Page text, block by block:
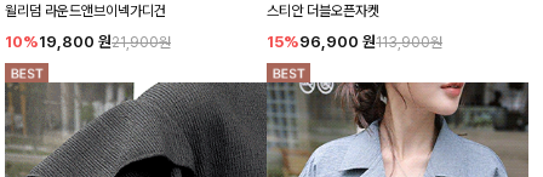
윌리덤 라운드앤브이넥가디건
10%19,800 원21,900원
스티안 더블오픈자켓
15%96,900 원113,900원